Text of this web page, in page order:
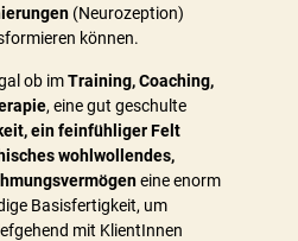
(Neurozeption)
können.
ob imTraining, Coaching,
, eine gut geschulte
ein feinfühliger Felt
wohlwollendes,
eine enorm
Basisfertigkeit, um
mit KlientInnen